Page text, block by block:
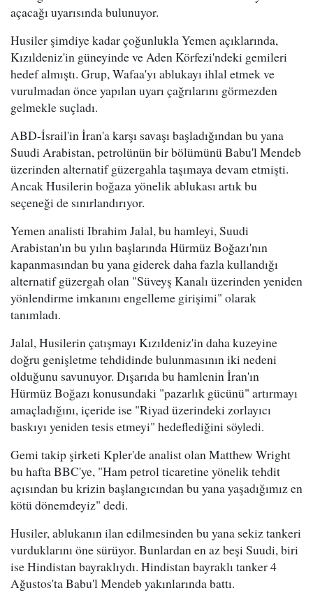
açacağı uyarısında bulunuyor.
Husiler şimdiye kadar çoğunlukla Yemen açıklarında,
Kızıldeniz'in güneyinde ve Aden Körfezi'ndeki gemileri
hedef almıştı. Grup, Wafaa'yı ablukayı ihlal etmek ve
vurulmadan önce yapılan uyarı çağrılarını görmezden
gelmekle suçladı.
ABD-İsrail'in İran'a karşı savaşı başladığından bu yana
Suudi Arabistan, petrolünün bir bölümünü Babu'l Mendeb
üzerinden alternatif güzergahla taşımaya devam etmişti.
Ancak Husilerin boğaza yönelik ablukası artık bu
seçeneği de sınırlandırıyor.
Yemen analisti Ibrahim Jalal, bu hamleyi, Suudi
Arabistan'ın bu yılın başlarında Hürmüz Boğazı'nın
kapanmasından bu yana giderek daha fazla kullandığı
alternatif güzergah olan "Süveyş Kanalı üzerinden yeniden
yönlendirme imkanını engelleme girişimi" olarak
tanımladı.
Jalal, Husilerin çatışmayı Kızıldeniz'in daha kuzeyine
doğru genişletme tehdidinde bulunmasının iki nedeni
olduğunu savunuyor. Dışarıda bu hamlenin İran'ın
Hürmüz Boğazı konusundaki "pazarlık gücünü" artırmayı
amaçladığını, içeride ise "Riyad üzerindeki zorlayıcı
baskıyı yeniden tesis etmeyi" hedeflediğini söyledi.
Gemi takip şirketi Kpler'de analist olan Matthew Wright
bu hafta BBC'ye, "Ham petrol ticaretine yönelik tehdit
açısından bu krizin başlangıcından bu yana yaşadığımız en
kötü dönemdeyiz" dedi.
Husiler, ablukanın ilan edilmesinden bu yana sekiz tankeri
vurduklarını öne sürüyor. Bunlardan en az beşi Suudi, biri
ise Hindistan bayraklıydı. Hindistan bayraklı tanker 4
Ağustos'ta Babu'l Mendeb yakınlarında battı.